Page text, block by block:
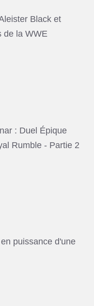
Black et
de la WWE
: Duel Épique
Rumble - Partie 2
puissance d'une